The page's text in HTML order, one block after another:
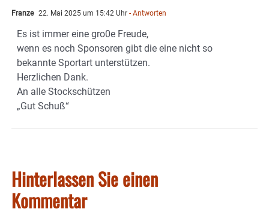
Franze 22. Mai 2025 um 15:42 Uhr - Antworten
Es ist immer eine gro0e Freude,
wenn es noch Sponsoren gibt die eine nicht so
bekannte Sportart unterstützen.
Herzlichen Dank.
An alle Stockschützen
„Gut Schuß“
Hinterlassen Sie einen
Kommentar